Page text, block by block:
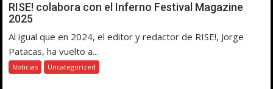
RISE! colabora con el Inferno Festival Magazine
2025
Al igual que en 2024, el editor y redactor de RISE!, Jorge
Patacas, ha vuelto a...
Noticias Uncategorized